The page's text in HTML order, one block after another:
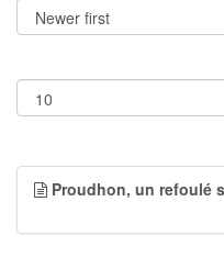
Proudhon, un refoulé